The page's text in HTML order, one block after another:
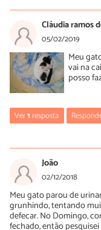
03/04/2019
Leva ela correndo ao
Cláudia ramos
05/02/2019
Meu
vai na
posso
Ver1resposta
Oi Cláudia! O mais
veterinário de
A equipe do
João
02/12/2018
Meu gato parou de
grunhindo, tentando
defecar. No Domingo,
fechado, então